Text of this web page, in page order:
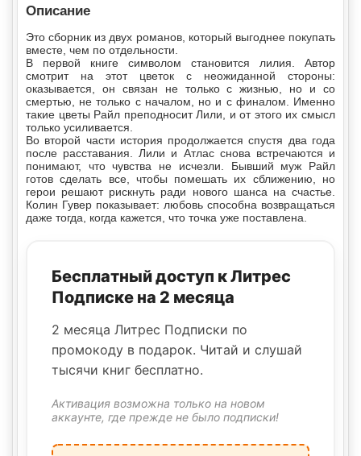
Описание
Это сборник из двух романов, который выгоднее покупать
вместе, чем по отдельности.
В первой книге символом становится лилия. Автор
смотрит на этот цветок с неожиданной стороны:
оказывается, он связан не только с жизнью, но и со
смертью, не только с началом, но и с финалом. Именно
такие цветы Райл преподносит Лили, и от этого их смысл
только усиливается.
Во второй части история продолжается спустя два года
после расставания. Лили и Атлас снова встречаются и
понимают, что чувства не исчезли. Бывший муж Райл
готов сделать все, чтобы помешать их сближению, но
герои решают рискнуть ради нового шанса на счастье.
Колин Гувер показывает: любовь способна возвращаться
даже тогда, когда кажется, что точка уже поставлена.
Бесплатный доступ к Литрес
Подписке на 2 месяца
2 месяца Литрес Подписки по
промокоду в подарок. Читай и слушай
тысячи книг бесплатно.
Активация возможна только на новом
аккаунте, где прежде не было подписки!